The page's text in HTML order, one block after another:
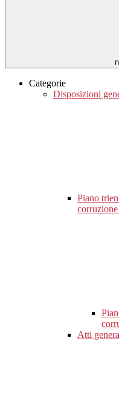
Categorie
Disposizioni
Piano
corruzione
Atti